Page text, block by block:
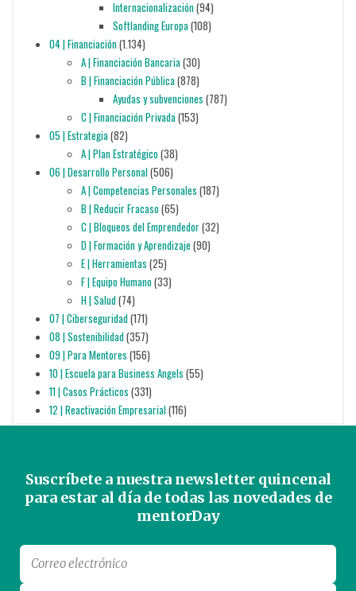
Internacionalización(94)
Softlanding Europa(108)
04 | Financiación(1.134)
A | Financiación Bancaria(30)
B | Financiación Pública(878)
Ayudas y subvenciones (787)
C | Financiación Privada(153)
05 | Estrategia(82)
A | Plan Estratégico(38)
06 | Desarrollo Personal(506)
A | Competencias Personales (187)
B | Reducir Fracaso(65)
C | Bloqueos del Emprendedor(32)
D | Formación y Aprendizaje (90)
E | Herramientas (25)
F | Equipo Humano(33)
H | Salud(74)
07 | Ciberseguridad(171)
08 | Sostenibilidad(357)
09 | Para Mentores (156)
10 | Escuela para Business Angels (55)
11 | Casos Prácticos (331)
12 | Reactivación Empresarial(116)
Suscríbete a nuestra newsletter quincenal
para estar al día de todas las novedades de
mentorDay